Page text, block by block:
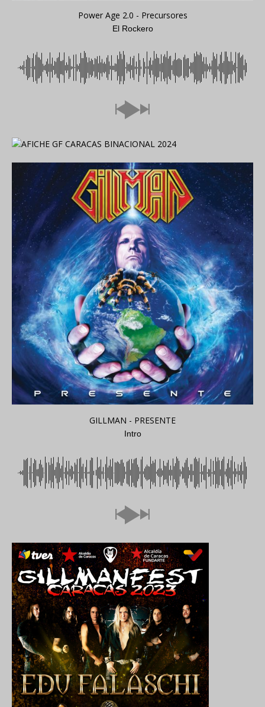
Power Age 2.0 - Precursores
El Rockero
GILLMAN - PRESENTE
Intro